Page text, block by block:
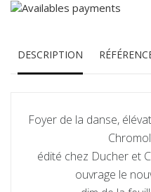
DESCRIPTION
Foyer de la danse,
édité chez Ducher et
ouvrage le